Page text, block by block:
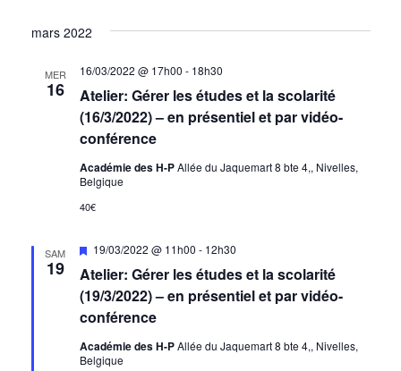
mars 2022
MER
16
Atelier: Gérer les études et la scolarité
(16/3/2022) – en présentiel et par vidéo-
conférence
16/03/2022 @ 17h00 - 18h30
Académie des H-PAllée du Jaquemart 8 bte 4,, Nivelles,
Belgique
40€
SAM
19
Atelier: Gérer les études et la scolarité
(19/3/2022) – en présentiel et par vidéo-
conférence
Mis
avant
19/03/2022 @ 11h00 - 12h30
Académie des H-PAllée du Jaquemart 8 bte 4,, Nivelles,
Belgique